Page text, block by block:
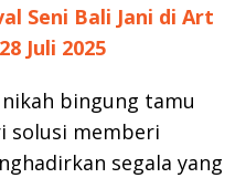
Seni Bali Jani di Art
Juli 2025
bingung tamu
solusi memberi
segala yang